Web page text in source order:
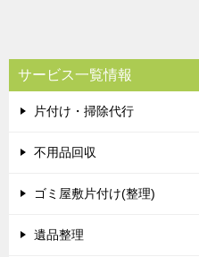
サービス一覧情報
片付け・掃除代行
不用品回収
ゴミ屋敷片付け(整理)
遺品整理